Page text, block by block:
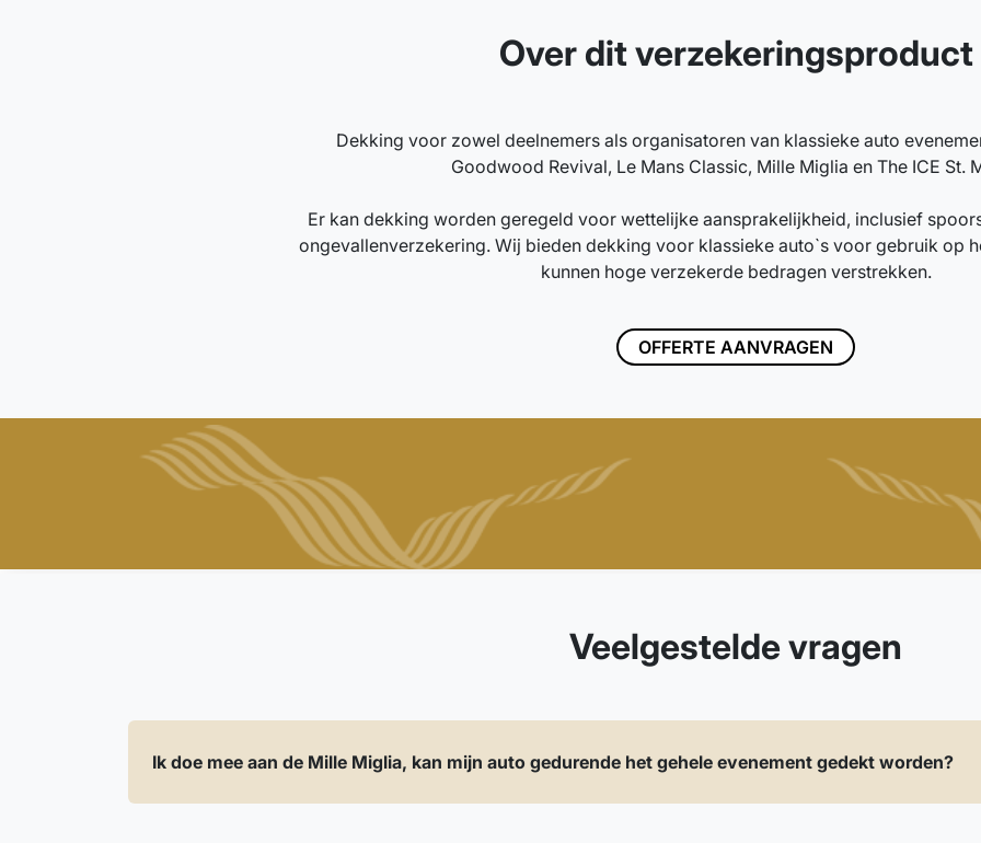
Over dit verzekeringsproduct
Dekking voor zowel deelnemers als organisatoren van klassieke auto
Goodwood Revival, Le Mans Classic, Mille Miglia en The ICE St.
Er kan dekking worden geregeld voor wettelijke aansprakelijkheid, inclusief
ongevallenverzekering. Wij bieden dekking voor klassieke auto`s voor gebruik op
kunnen hoge verzekerde bedragen verstrekken.
OFFERTE AANVRAGEN
Veelgestelde vragen
Ik doe mee aan de Mille Miglia, kan mijn auto gedurende het gehele evenement gedekt worden?